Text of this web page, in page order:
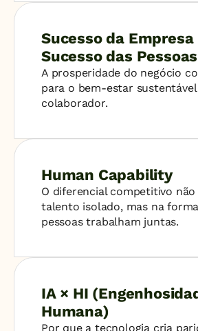
Sucesso da Empresa
Sucesso das Pessoas
A prosperidade do negócio
para o bem-estar
colaborador.
Human Capability
O diferencial competitivo não
talento isolado, mas na
pessoas trabalham juntas.
IA × HI
Humana)
Por que a tecnologia cria